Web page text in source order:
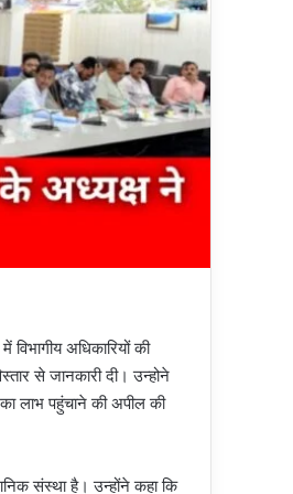
अधिकारियों की
से जानकारी दी। उन्होने
लाभ पहुंचाने की अपील की
संस्था है। उन्होंने कहा कि